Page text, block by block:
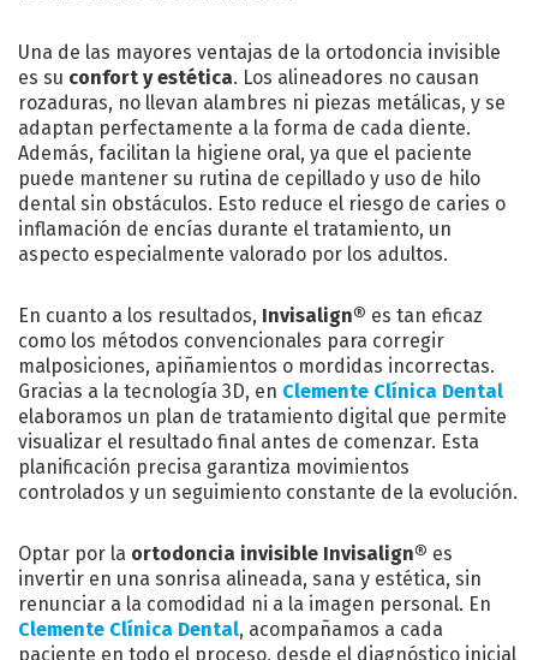
Una de las mayores ventajas de la ortodoncia invisible
es su confort y estética. Los alineadores no causan
rozaduras, no llevan alambres ni piezas metálicas, y se
adaptan perfectamente a la forma de cada diente.
Además, facilitan la higiene oral, ya que el paciente
puede mantener su rutina de cepillado y uso de hilo
dental sin obstáculos. Esto reduce el riesgo de caries o
inflamación de encías durante el tratamiento, un
aspecto especialmente valorado por los adultos.
En cuanto a los resultados, Invisalign® es tan eficaz
como los métodos convencionales para corregir
malposiciones, apiñamientos o mordidas incorrectas.
Gracias a la tecnología 3D, en Clemente Clínica Dental
elaboramos un plan de tratamiento digital que permite
visualizar el resultado final antes de comenzar. Esta
planificación precisa garantiza movimientos
controlados y un seguimiento constante de la evolución.
Optar por la ortodoncia invisible Invisalign® es
invertir en una sonrisa alineada, sana y estética, sin
renunciar a la comodidad ni a la imagen personal. En
Clemente Clínica Dental, acompañamos a cada
paciente en todo el proceso, desde el diagnóstico inicial